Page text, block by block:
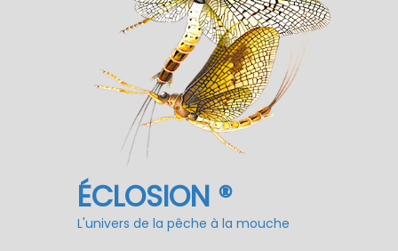
ÉCLOSION ®
L'univers de la pêche à la mouche